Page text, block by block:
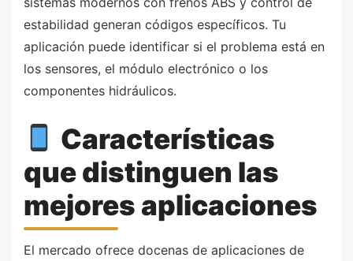
estabilidad generan códigos específicos. Tu
aplicación puede identificar si el problema está en
los sensores, el módulo electrónico o los
componentes hidráulicos.
Características
que distinguen las
mejores aplicaciones
El mercado ofrece docenas de aplicaciones de